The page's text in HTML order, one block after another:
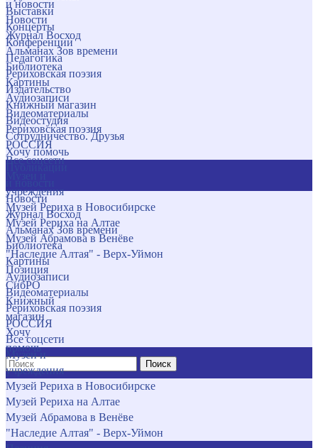
и новости
Новости
Журнал Восход
Альманах Зов времени
Библиотека
Картины
Аудиозаписи
Видеоматериалы
Рериховская поэзия
РОССИЯ
Все соцсети
учреждения
Музей Рериха в Новосибирске
Музей Рериха на Алтае
Музей Абрамова в Венёве
"Наследие Алтая" - Верх-Уймон
Позиция
СибРО
Книжный
магазин
Хочу
помочь
Поиск
Выставки
Концерты
Конференции
Педагогика
Рериховская поэзия
Издательство
Книжный магазин
Видеостудия
Сотрудничество. Друзья
Хочу помочь
Новости
Журнал Восход
Альманах Зов времени
Библиотека
Картины
Аудиозаписи
Видеоматериалы
Рериховская поэзия
РОССИЯ
Все соцсети
Музеи и
учреждения
Музей Рериха в Новосибирске
Музей Рериха на Алтае
Музей Абрамова в Венёве
"Наследие Алтая" - Верх-Уймон